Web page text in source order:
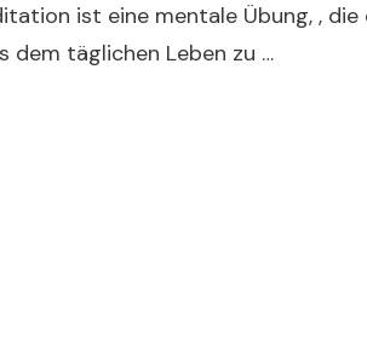
ist eine mentale Übung, ,
dem täglichen Leben zu …